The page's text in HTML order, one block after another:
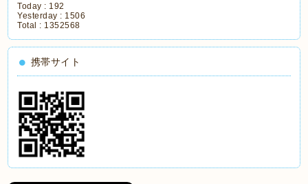
Today : 192
Yesterday : 1506
Total : 1352568
携帯サイト